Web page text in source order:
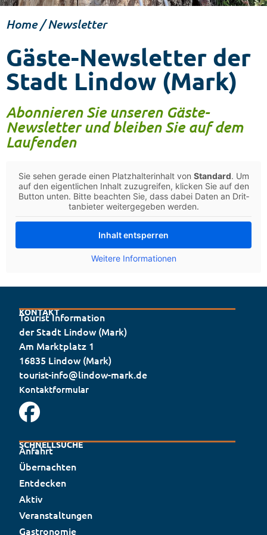
Home/Newslet­ter
Gäste-Newsletter der
Stadt Lindow (Mark)
Abonnieren Sie unseren Gäste-
Newsletter und bleiben Sie auf dem
Laufenden
Sie sehen ger­ade einen Platzhal­ter­in­halt von Stan­dard. Um
auf den eigentlichen Inhalt zuzu­greifen, klick­en Sie auf den
But­ton unten. Bitte beacht­en Sie, dass dabei Dat­en an Drit­
tan­bi­eter weit­ergegeben werden.
Inhalt entsper­ren
Weit­ere Infor­ma­tio­nen
KONTAKT
Tourist Information
der Stadt Lindow (Mark)
Am Marktplatz 1
16835 Lindow (Mark)
tourist-info@lindow-mark.de
Kontaktformular
SCHNELLSUCHE
Anfahrt
Übernachten
Entdecken
Aktiv
Veranstaltungen
Gastronomie